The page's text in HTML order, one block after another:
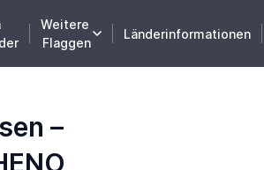
Weitere
Flaggen
Länderinformationen
–